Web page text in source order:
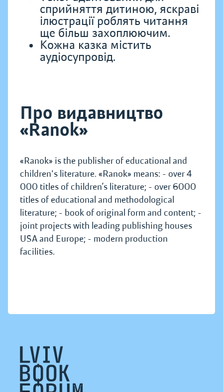
сприйняття дитиною, яскраві
ілюстрації роблять читання
ще більш захоплюючим.
Кожна казка містить
аудіосупровід.
Про видавництво
«Ranok»
«Ranok» is the publisher of educational and
children's literature. «Ranok» means: - over 4
000 titles of children’s literature; - over 6000
titles of educational and methodological
literature; - book of original form and content; -
joint projects with leading publishing houses
USA and Europe; - modern production
facilities.